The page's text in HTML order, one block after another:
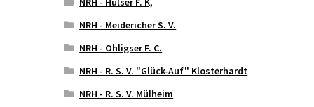
NRH - Meidericher S. V.
NRH - Ohligser F. C.
NRH - R. S. V. "Glück-Auf" Klosterhardt
NRH - R. S. V. Mülheim